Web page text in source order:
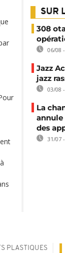
SUR
308
06/08
Jazz
jazz
03/08
La
annule
des
31/07
PLASTIQUES